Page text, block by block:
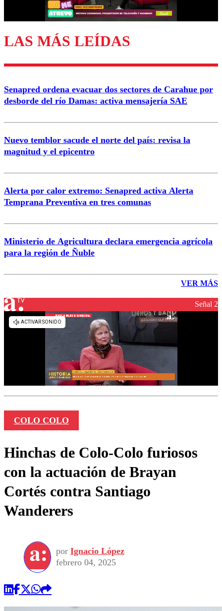
Enviar comentario
LAS MÁS LEÍDAS
Senapred ordena evacuar dos sectores de Carahue por
desborde del río Damas: activa mensajería SAE
Nuevo temblor sacude el norte del país: revisa la
magnitud y el epicentro
Alerta por calor extremo: Senapred activa Alerta
Temprana Preventiva en tres comunas
Ministerio de Agricultura declara emergencia agrícola
para la región de Ñuble
VER MÁS
Señal 2
COLO COLO
Hinchas de Colo-Colo furiosos
con la actuación de Brayan
Cortés contra Santiago
Wanderers
por Ignacio López
febrero 04, 2025